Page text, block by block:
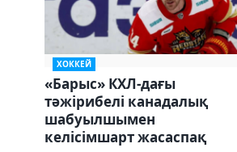
ХОККЕЙ
«Барыс» КХЛ-дағы
тәжірибелі канадалық
шабуылшымен
келісімшарт жасаспақ